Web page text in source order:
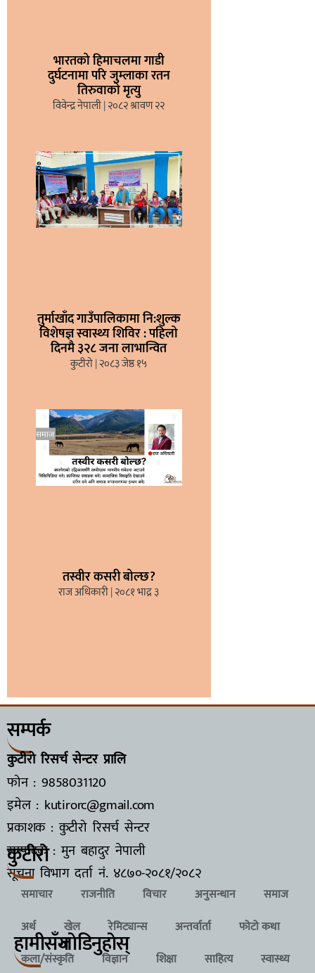
भारतको हिमाचलमा गाडी
दुर्घटनामा परि जुम्लाका रतन
तिरुवाको मृत्यु
विवेन्द्र नेपाली २०८२ श्रावण २२
तुर्माखाँद गाउँपालिकामा नि:शुल्क
विशेषज्ञ स्वास्थ्य शिविर : पहिलो
दिनमै ३२८ जना लाभान्वित
कुटीरो २०८३ जेष्ठ १५
तस्वीर कसरी बोल्छ?
राज अधिकारी २०८१ भाद्र ३
सम्पर्क
कुटीरो रिसर्च सेन्टर प्रालि
फोन : 9858031120
इमेल : kutirorc@gmail.com
प्रकाशक : कुटीरो रिसर्च सेन्टर
सम्पादक : मुन बहादुर नेपाली
सूचना विभाग दर्ता नं. ४८७०-२०८१/२०८२
कुटीरो
समाचार राजनीति विचार अनुसन्धान
समाज
अर्थ
खेल रेमिट्यान्स अन्तर्वार्ता
फोटो कथा
कला/संस्कृति
विज्ञान शिक्षा साहित्य स्वास्थ्य
हामीसँगजाेडिनुहाेस्